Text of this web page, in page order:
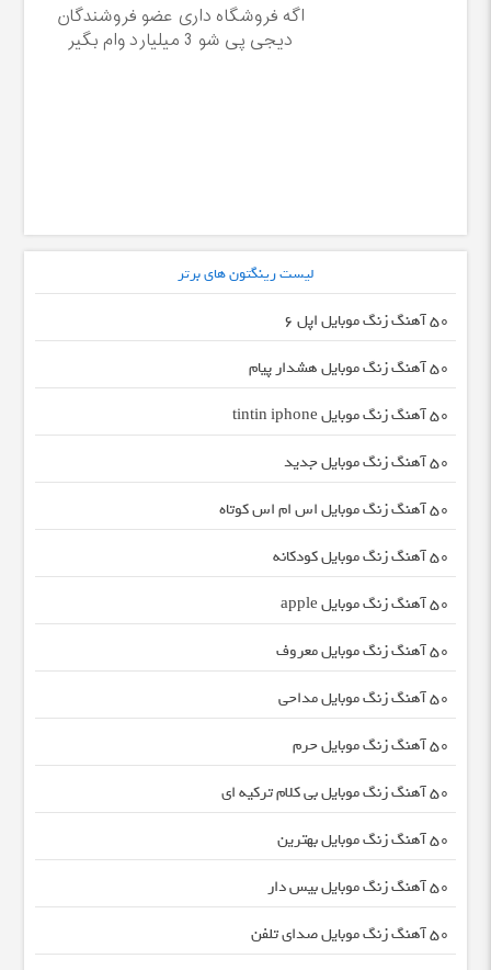
اگه فروشگاه داری عضو فروشندگان
دیجی پی شو 3 میلیارد وام بگیر
لیست رینگتون های برتر
50 آهنگ زنگ موبایل اپل 6
50 آهنگ زنگ موبایل هشدار پیام
50 آهنگ زنگ موبایل tintin iphone
50 آهنگ زنگ موبایل جدید
50 آهنگ زنگ موبایل اس ام اس کوتاه
50 آهنگ زنگ موبایل کودکانه
50 آهنگ زنگ موبایل apple
50 آهنگ زنگ موبایل معروف
50 آهنگ زنگ موبایل مداحی
50 آهنگ زنگ موبایل حرم
50 آهنگ زنگ موبایل بی کلام ترکیه ای
50 آهنگ زنگ موبایل بهترین
50 آهنگ زنگ موبایل بیس دار
50 آهنگ زنگ موبایل صدای تلفن